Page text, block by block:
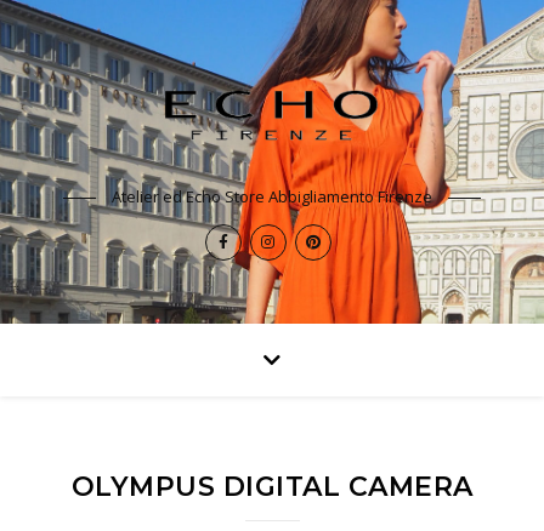
Atelier ed Echo Store Abbigliamento Firenze
OLYMPUS DIGITAL CAMERA